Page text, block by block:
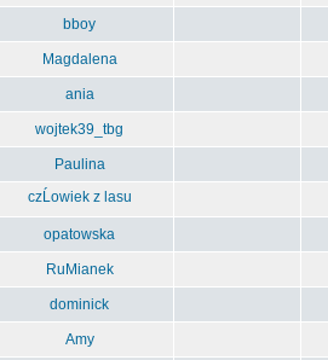
bboy
Magdalena
ania
wojtek39_tbg
Paulina
czĹowiek z lasu
opatowska
RuMianek
dominick
Amy